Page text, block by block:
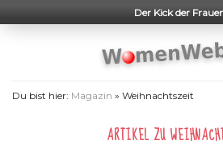
to
Der Kick der
Du bist hier: Magazin » Weihnachtszeit
ARTIKEL ZU